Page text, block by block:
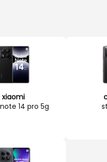
xiaomi
14 pro 5g